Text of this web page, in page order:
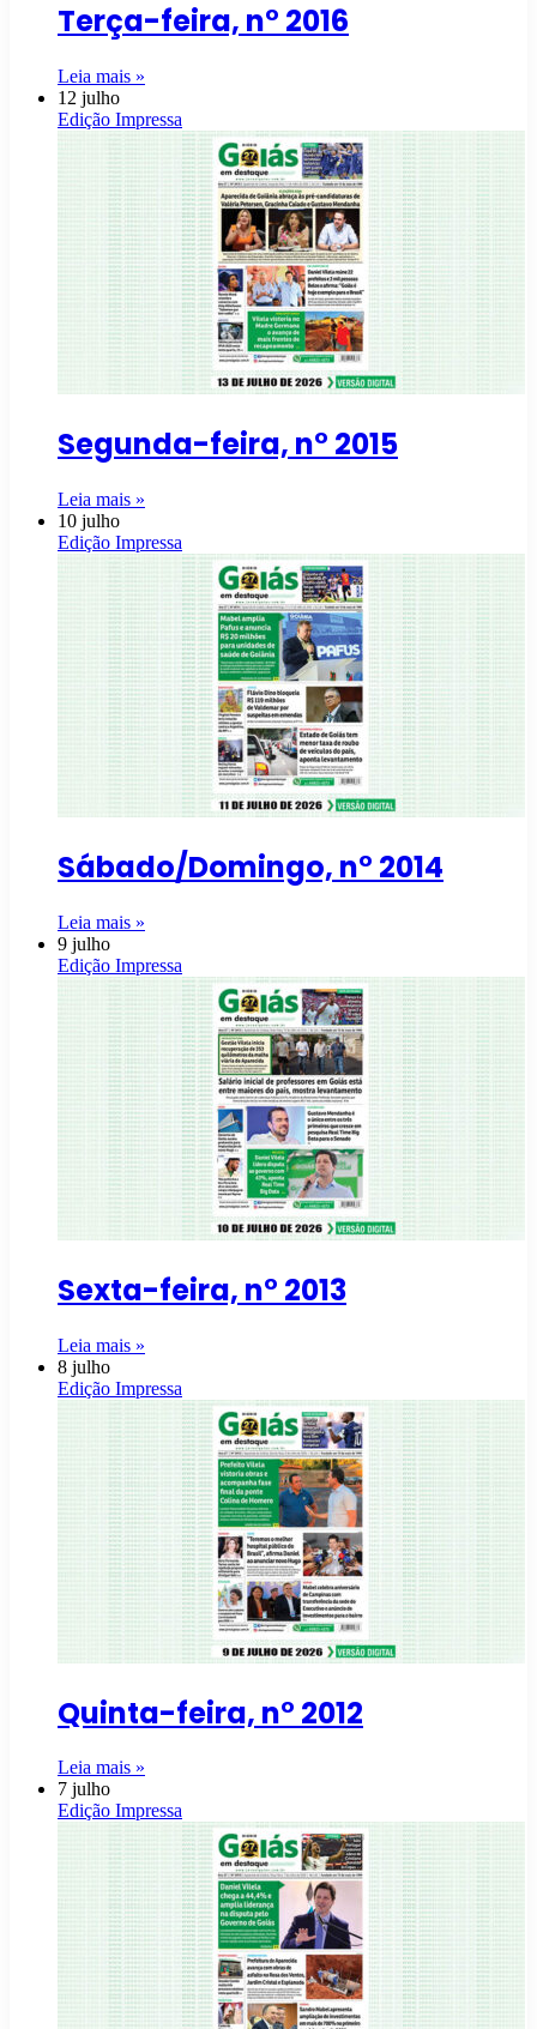
Terça-feira, n° 2016
Leia mais »
12 julho
Edição Impressa
Segunda-feira, n° 2015
Leia mais »
10 julho
Edição Impressa
Sábado/Domingo, n° 2014
Leia mais »
9 julho
Edição Impressa
Sexta-feira, n° 2013
Leia mais »
8 julho
Edição Impressa
Quinta-feira, n° 2012
Leia mais »
7 julho
Edição Impressa